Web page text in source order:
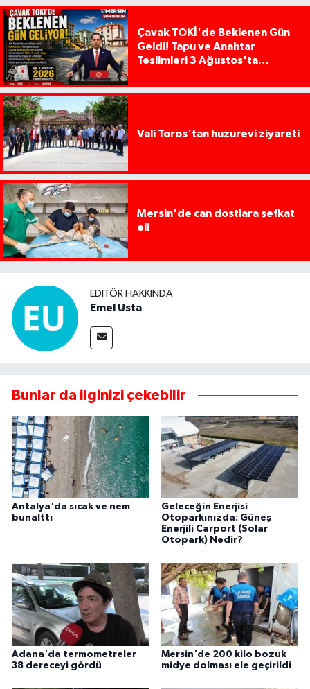
Çavak TOKİ'de Beklenen Gün
Geldi! Tapu ve Anahtar
Teslimleri 3 Ağustos'ta
Vali Toros'tan huzurevi ziyareti
Mersin'de can dostlara şefkat
eli
EDITÖR HAKKINDA
Emel Usta
Bunlar da ilginizi çekebilir
Antalya'da sıcak ve nem
bunalttı
Geleceğin Enerjisi
Otoparkınızda: Güneş
Enerjili Carport (Solar
Otopark) Nedir?
Adana'da termometreler
38 dereceyi gördü
Mersin'de 200 kilo bozuk
midye dolması ele geçirildi